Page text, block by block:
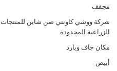
مجفف
شركة ووشي كاونتي صن شاين للمنتجات
الزراعية المحدودة
مكان جاف وبارد
أبيض